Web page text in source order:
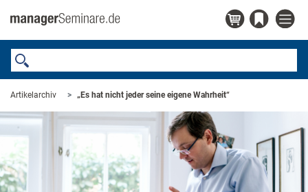
Artikelarchiv „Es hat nicht jeder seine eigene Wahrheit“